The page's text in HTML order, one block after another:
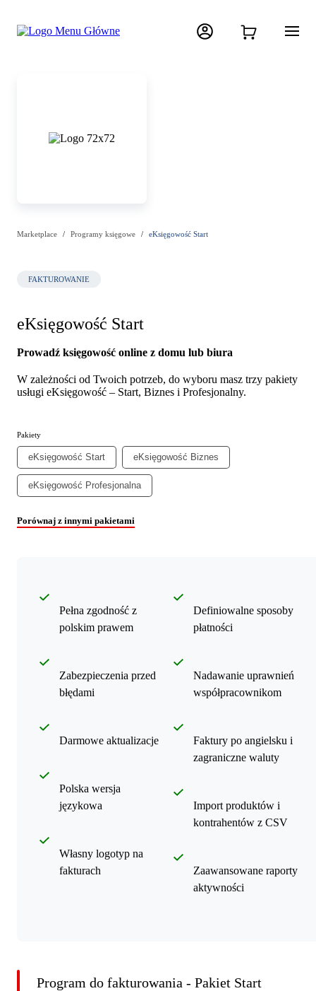
Marketplace Programy księgowe eKsięgowość Start
FAKTUROWANIE
eKsięgowość Start
Prowadź księgowość online z domu lub biura
W zależności od Twoich potrzeb, do wyboru masz trzy pakiety
usługi eKsięgowość – Start, Biznes i Profesjonalny.
Pakiety
eKsięgowość Start eKsięgowość Biznes
eKsięgowość Profesjonalna
Porównaj z innymi pakietami
Pełna zgodność z
polskim prawem
Zabezpieczenia przed
błędami
Darmowe aktualizacje
Polska wersja
językowa
Własny logotyp na
fakturach
Definiowalne sposoby
płatności
Nadawanie uprawnień
współpracownikom
Faktury po angielsku i
zagraniczne waluty
Import produktów i
kontrahentów z CSV
Zaawansowane raporty
aktywności
Program do fakturowania - Pakiet Start